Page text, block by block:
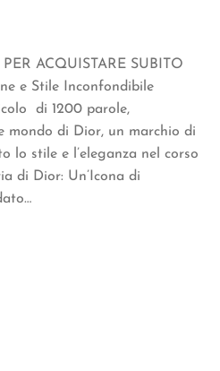
ACQUISTARE SUBITO
e Stile Inconfondibile
di 1200 parole,
mondo di Dior, un marchio di
lo stile e l’eleganza nel corso
di Dior: Un’Icona di